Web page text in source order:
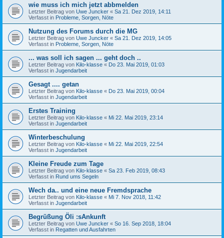
wie muss ich mich jetzt abbmelden
Letzter Beitrag von Uwe Juncker « Sa 21. Dez 2019, 14:11
Verfasst in Probleme, Sorgen, Nöte
Nutzung des Forums durch die MG
Letzter Beitrag von Uwe Juncker « Sa 21. Dez 2019, 14:05
Verfasst in Probleme, Sorgen, Nöte
... was soll ich sagen ... geht doch ..
Letzter Beitrag von Kilo-klasse « Do 23. Mai 2019, 01:03
Verfasst in Jugendarbeit
Gesagt .... getan
Letzter Beitrag von Kilo-klasse « Do 23. Mai 2019, 00:04
Verfasst in Jugendarbeit
Erstes Training
Letzter Beitrag von Kilo-klasse « Mi 22. Mai 2019, 23:14
Verfasst in Jugendarbeit
Winterbeschulung
Letzter Beitrag von Kilo-klasse « Mi 22. Mai 2019, 22:54
Verfasst in Jugendarbeit
Kleine Freude zum Tage
Letzter Beitrag von Kilo-klasse « Sa 23. Feb 2019, 08:43
Verfasst in Rund ums Segeln
Wech da.. und eine neue Fremdsprache
Letzter Beitrag von Kilo-klasse « Mi 7. Nov 2018, 11:42
Verfasst in Jugendarbeit
Begrüßung Öli :sAnkunft
Letzter Beitrag von Uwe Juncker « So 16. Sep 2018, 18:04
Verfasst in Regatten und Ausfahrten